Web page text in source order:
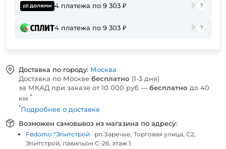
4 платежа по 9 303 ₽
4 платежа по 9 303 ₽
Доставка по городу: Москва
Доставка по Москве бесплатно (1-3 дня)
за МКАД при заказе от 10 000 руб — бесплатно до 40
км *
*Подробнее о доставке
Возможен самовывоз из магазина по адресу:
Fedomo "Элитстрой
рп.Заречье, Торговая улица, С2,
Элитстрой, павильон С-26, этаж 1